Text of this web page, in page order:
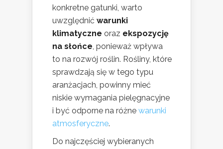
konkretne gatunki, warto
uwzględnić warunki
klimatyczne oraz ekspozycję
na słońce, ponieważ wpływa
to na rozwój roślin. Rośliny, które
sprawdzają się w tego typu
aranżacjach, powinny mieć
niskie wymagania pielęgnacyjne
i być odporne na różne warunki
atmosferyczne.
Do najczęściej wybieranych